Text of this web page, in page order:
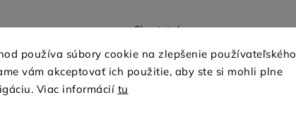
používa súbory cookie na zlepšenie používateľského
vám akceptovať ich použitie, aby ste si mohli plne
Viac informácií tu
Shoptet.sk
Copyright 2026mio-treya.sk
Upraviť nastavenie cookies